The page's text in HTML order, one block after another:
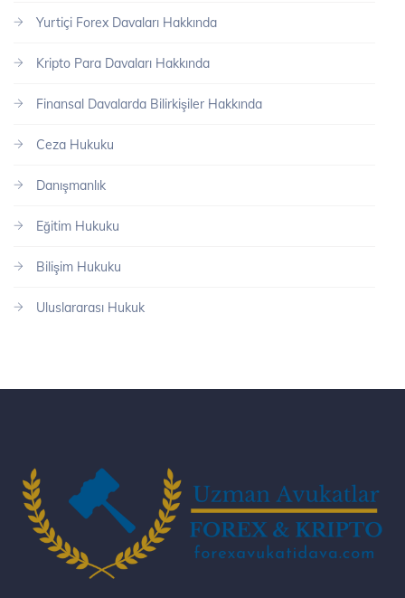
Yurtiçi Forex Davaları Hakkında
Kripto Para Davaları Hakkında
Finansal Davalarda Bilirkişiler Hakkında
Ceza Hukuku
Danışmanlık
Eğitim Hukuku
Bilişim Hukuku
Uluslararası Hukuk